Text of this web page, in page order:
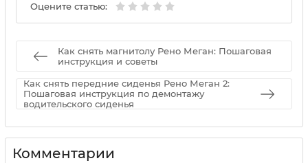
Оцените статью:
Как снять магнитолу Рено Меган: Пошаговая
инструкция и советы
Как снять передние сиденья Рено Меган 2:
Пошаговая инструкция по демонтажу
водительского сиденья
Комментарии